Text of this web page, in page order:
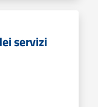
servizi